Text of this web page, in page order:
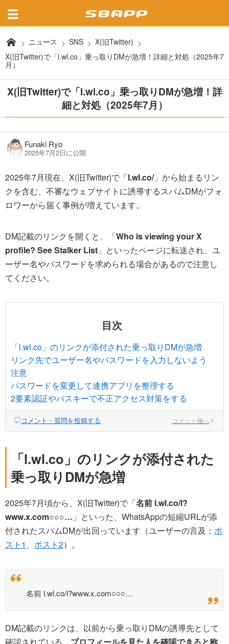
ニュース SNS
X(旧Twitter)
X(旧Twitter)で「l.wl.co」乗っ取りDMが急増！詳細と対処（2025年7
月）
X(旧Twitter)で「l.wl.co」乗っ取りDMが急増！詳
細と対処（2025年7月）
Funaki Ryo
2025年7月2日に公開
2025年7月現在、X(旧Twitter)で「l.wl.co/」から始まるリン
クを含む、不審なウェブサイトに誘導するスパムDMがフォ
ロワーから届く事例が増えています。
DM記載のリンクを開くと、「Who is viewing your X
profile? See Stalker List 」といったページに転送され、ユ
ーザー名やパスワードを求められる場合があるので注意し
てください。
目次
「l.wl.co」のリンクが添付された乗っ取りDMが急増
リンク先でユーザー名やパスワードを入力しないよう
注意
パスワードを変更して連携アプリを整理する
2要素認証やパスキーで不正アクセス対策をする
コメント・質問を投稿する コメント欄へ
「l.wl.co」のリンクが添付された
乗っ取りDMが急増
2025年7月頃から、X(旧Twitter)で「名前 l.wl.co/l?
www.x.com○○○… 」といった、WhatsAppの短縮URLが添
付されたスパムDMが出回っています（ユーザーの言及： ポ
スト1 、 ポスト2）。
名前 l.wl.co/l?www.x.com○○○…
DM記載のリンクは、以前から乗っ取りDMの誘導先として
確認されている、 プロフィールを見た人を確認できると称